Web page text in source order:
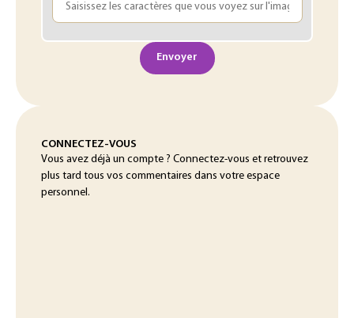
Envoyer
CONNECTEZ-VOUS
Vous avez déjà un compte ? Connectez-vous et retrouvez
plus tard tous vos commentaires dans votre espace
personnel.